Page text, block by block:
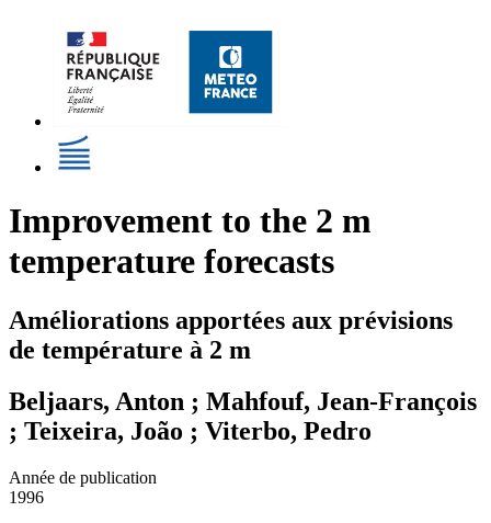
Improvement to the 2 m
temperature forecasts
Améliorations apportées aux prévisions
de température à 2 m
Beljaars, Anton ; Mahfouf, Jean-François
; Teixeira, João ; Viterbo, Pedro
Année de publication
1996